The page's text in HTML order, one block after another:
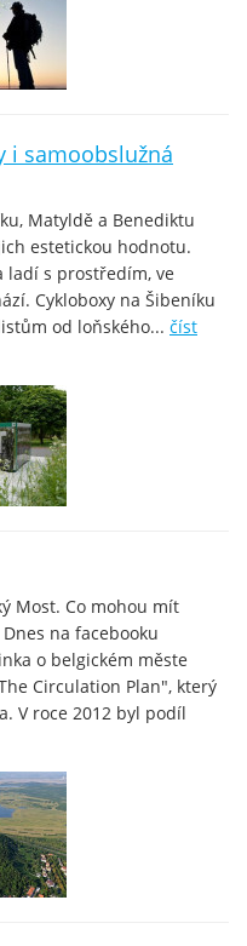
i samoobslužná
Matyldě a Benediktu
estetickou hodnotu.
ladí s prostředím, ve
Cykloboxy na Šibeníku
od loňského... číst
Most. Co mohou mít
na facebooku
o belgickém měste
Circulation Plan", který
V roce 2012 byl podíl